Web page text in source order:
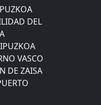
DEL
VASCO
DE ZAISA